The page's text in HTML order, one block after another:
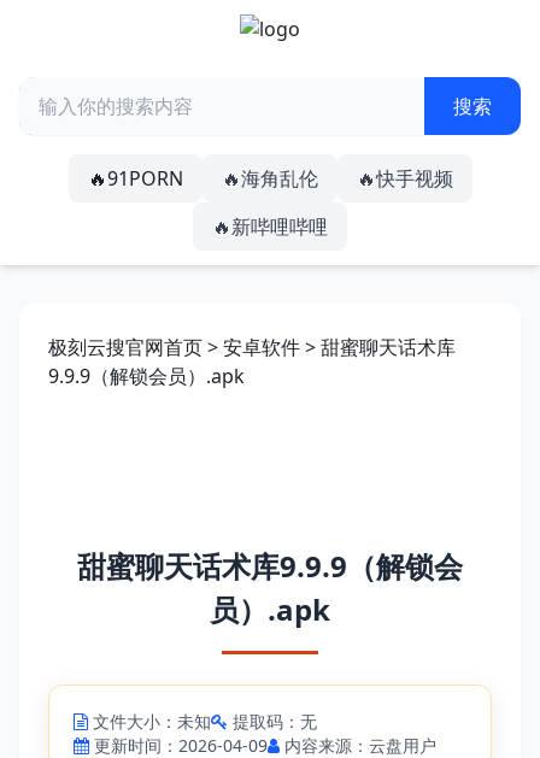
🔥91PORN 🔥海角乱伦
🔥快手视频
🔥新哔哩哔哩
极刻云搜官网首页>安卓软件> 甜蜜聊天话术库
9.9.9（解锁会员）.apk
甜蜜聊天话术库9.9.9（解锁会
员）.apk
文件大小：未知
提取码：无
更新时间：2026-04-09
内容来源：云盘用户